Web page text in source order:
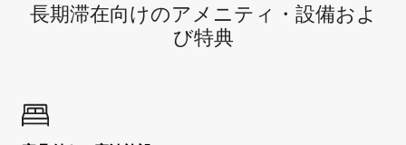
長期滞在向け⁠のア⁠メ⁠ニ⁠テ⁠ィ⁠・設⁠備⁠およ
び特⁠典